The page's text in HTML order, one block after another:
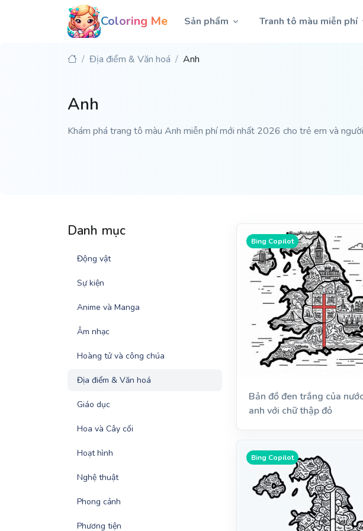
Coloring Me Sản phẩm Tranh tô màu miễn phí
Địa điểm & Văn hoá Anh
Anh
Khám phá trang tô màu Anh miễn phí mới nhất 2026 cho trẻ em và
Danh mục
Động vật
Sự kiện
Anime và Manga
Âm nhạc
Hoàng tử và công chúa
Địa điểm & Văn hoá
Giáo dục
Hoa và Cây cối
Hoạt hình
Nghệ thuật
Phong cảnh
Phương tiện
Bing Copilot
Bản đồ đen trắng của
anh với chữ thập đỏ
Bing Copilot